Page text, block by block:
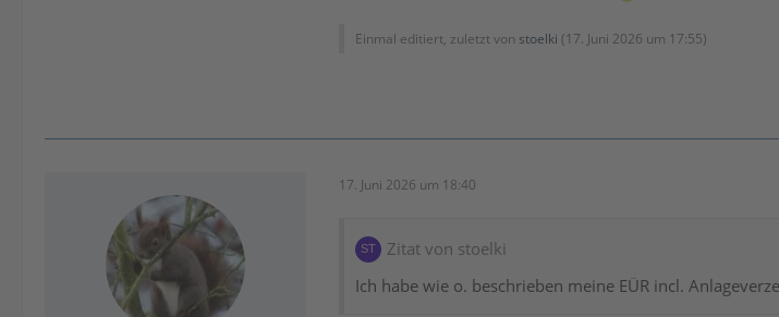
Einmal editiert, zuletzt von stoelki (17. Juni 2026 um 17:55)
17. Juni 2026 um 18:40
Zitat von stoelki
Ich habe wie o. beschrieben meine EÜR incl.